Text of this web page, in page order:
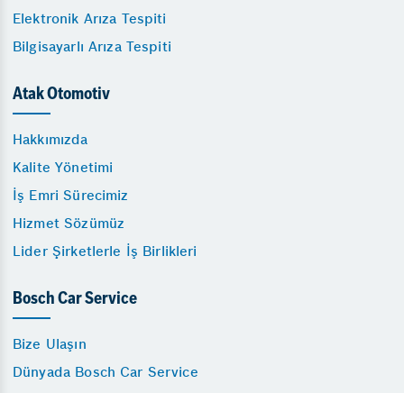
Elektronik Arıza Tespiti
Bilgisayarlı Arıza Tespiti
Atak Otomotiv
Hakkımızda
Kalite Yönetimi
İş Emri Sürecimiz
Hizmet Sözümüz
Lider Şirketlerle İş Birlikleri
Bosch Car Service
Bize Ulaşın
Dünyada Bosch Car Service